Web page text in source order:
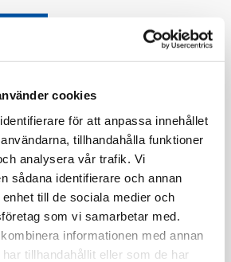
cookies
för att anpassa innehållet
tillhandahålla funktioner
analysera vår trafik. Vi
sådana identifierare och annan
till de sociala medier och
som vi samarbetar med.
informationen med annan
tillhandahållit eller som de har